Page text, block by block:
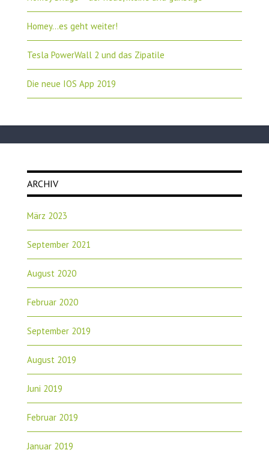
Homey…es geht weiter!
Tesla PowerWall 2 und das Zipatile
Die neue IOS App 2019
ARCHIV
März 2023
September 2021
August 2020
Februar 2020
September 2019
August 2019
Juni 2019
Februar 2019
Januar 2019